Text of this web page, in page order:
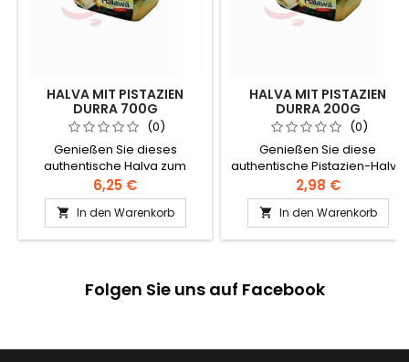
HALVA MIT PISTAZIEN
DURRA 700G
(0)
Genießen Sie dieses
authentische Halva zum
Frühstück oder als Snack!
Zutaten: Sesamcreme,
Zucker, modifiziertes Raps-
und Palmöl, Halawa-Extrakt,
Geranienessenz
6,25 €
 In den Warenkorb
HALVA MIT PISTAZIEN
DURRA 200G
(0)
Genießen Sie diese
authentische Pistazien-Halva
zum Frühstück oder als
Snack! Zutaten:
Sesamcreme, Zucker,
Pistazien, modifiziertes Raps-
künstliches Aroma,
Geranienessenz
2,98 €
 In den Warenkorb
Folgen Sie uns auf Facebook